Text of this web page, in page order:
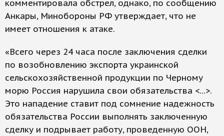
комментировала обстрел, однако, по сообщению
Анкары, Минобороны РФ утверждает, что не
имеет отношения к атаке.
«Всего через 24 часа после заключения сделки
по возобновлению экспорта украинской
сельскохозяйственной продукции по Черному
морю Россия нарушила свои обязательства <...>.
Это нападение ставит под сомнение надежность
обязательства России выполнять заключенную
сделку и подрывает работу, проведенную ООН,